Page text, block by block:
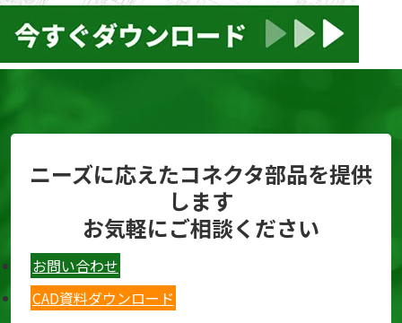
ニーズに応えたコネクタ部品を提供
します
お気軽にご相談ください
お問い合わせ
CAD資料ダウンロード